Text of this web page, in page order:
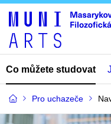
Co můžete studovat
Pro uchazeče